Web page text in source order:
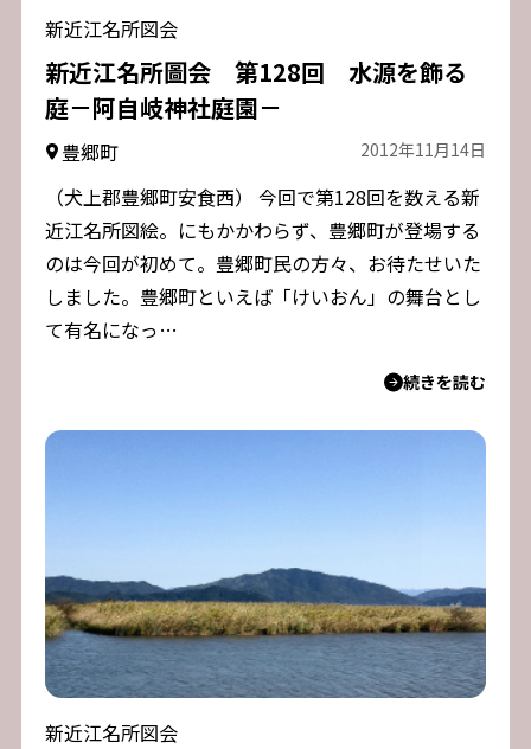
新近江名所図会
新近江名所圖会 第128回 水源を飾る
庭－阿自岐神社庭園－
豊郷町 2012年11月14日
（犬上郡豊郷町安食西） 今回で第128回を数える新
近江名所図絵。にもかかわらず、豊郷町が登場する
のは今回が初めて。豊郷町民の方々、お待たせいた
しました。豊郷町といえば「けいおん」の舞台とし
て有名になっ…
続きを読む
新近江名所図会